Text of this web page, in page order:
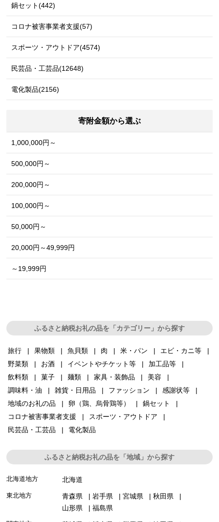
鍋セット(442)
コロナ被害事業者支援(57)
スポーツ・アウトドア(4574)
民芸品・工芸品(12648)
電化製品(2156)
寄附金額から選ぶ
1,000,000円～
500,000円～
200,000円～
100,000円～
50,000円～
20,000円～49,999円
～19,999円
ふるさと納税お礼の品を「カテゴリー」から探す
旅行 果物類 魚貝類 肉 米・パン
エビ・カニ等
野菜類
お酒 イベントやチケット等
加工品等
飲料類
菓子 麺類 家具・装飾品
美容
調味料・油
雑貨・日用品 ファッション
感謝状等
地域のお礼の品
卵（鶏、烏骨鶏等）
鍋セット
コロナ被害事業者支援
スポーツ・アウトドア
民芸品・工芸品
電化製品
ふるさと納税お礼の品を「地域」から探す
北海道地方 北海道
東北地方 青森県 岩手県 宮城県
秋田県
山形県
福島県